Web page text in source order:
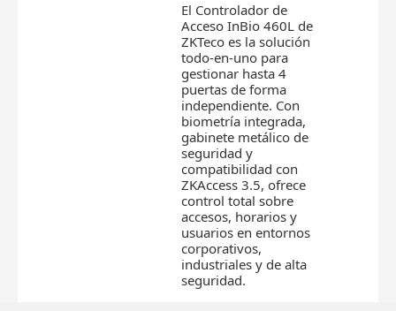
El Controlador de
Acceso InBio 460L de
ZKTeco es la solución
todo-en-uno para
gestionar hasta 4
puertas de forma
independiente. Con
biometría integrada,
gabinete metálico de
seguridad y
compatibilidad con
ZKAccess 3.5, ofrece
control total sobre
accesos, horarios y
usuarios en entornos
corporativos,
industriales y de alta
seguridad.